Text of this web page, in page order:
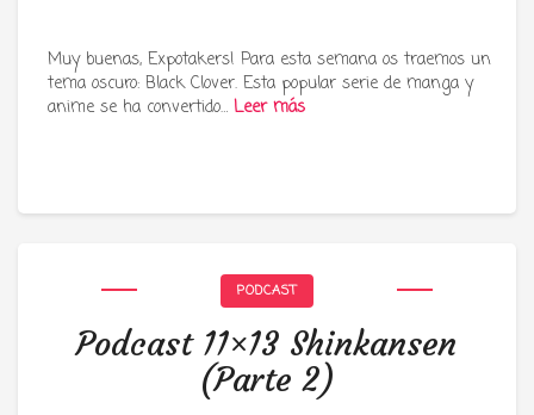
Muy buenas, Expotakers! Para esta semana os traemos un
tema oscuro: Black Clover. Esta popular serie de manga y
anime se ha convertido… Leer más
PODCAST
Podcast 11×13 Shinkansen
(Parte 2)